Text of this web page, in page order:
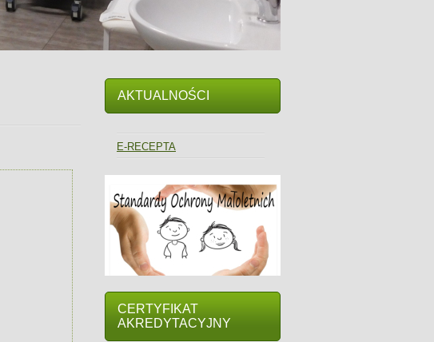
AKTUALNOŚCI
E-RECEPTA
CERTYFIKAT
AKREDYTACYJNY